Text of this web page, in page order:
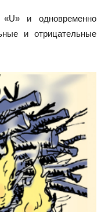
и одновременно
и отрицательные